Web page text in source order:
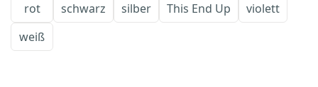
rot
schwarz silber This End Up
violett
weiß